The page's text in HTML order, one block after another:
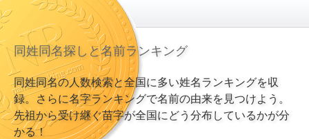
同姓同名探しと名前ランキング
同姓同名の人数検索と全国に多い姓名ランキングを収
録。さらに名字ランキングで名前の由来を見つけよう。
先祖から受け継ぐ苗字が全国にどう分布しているかが分
かる！